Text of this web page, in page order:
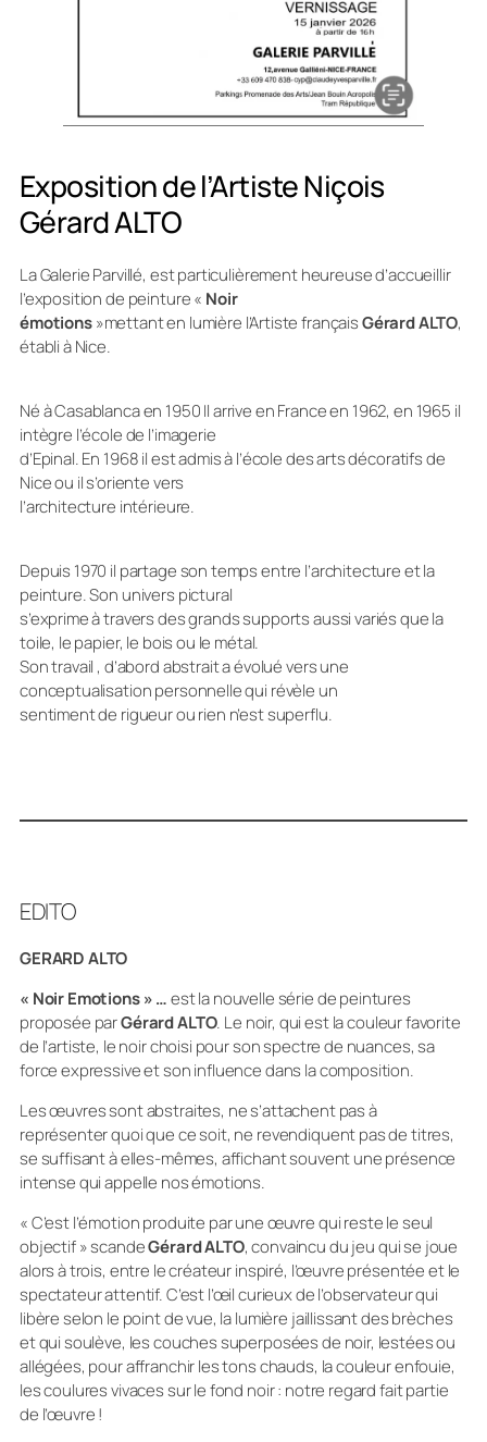
Exposition de l’Artiste Niçois
Gérard ALTO
La Galerie Parvillé, est particulièrement heureuse d’accueillir
l’exposition de peinture « Noir
émotions»mettant en lumière l’Artiste françaisGérard ALTO,
établi à Nice.
Né à Casablanca en 1950 Il arrive en France en 1962, en 1965 il
intègre l’école de l’imagerie
d’Epinal. En 1968 il est admis à l’école des arts décoratifs de
Nice ou il s’oriente vers
l’architecture intérieure.
Depuis 1970 il partage son temps entre l’architecture et la
peinture. Son univers pictural
s’exprime à travers des grands supports aussi variés que la
toile, le papier, le bois ou le métal.
Son travail , d’abord abstrait a évolué vers une
conceptualisation personnelle qui révèle un
sentiment de rigueur ou rien n’est superflu.
EDITO
GERARD ALTO
« Noir Emotions » …est la nouvelle série de peintures
proposée parGérard ALTO. Le noir, qui est la couleur favorite
de l’artiste, le noir choisi pour son spectre de nuances, sa
force expressive et son influence dans la composition.
Les œuvres sont abstraites, ne s’attachent pas à
représenter quoi que ce soit, ne revendiquent pas de titres,
se suffisant à elles-mêmes, affichant souvent une présence
intense qui appelle nos émotions.
« C’est l’émotion produite par une œuvre qui reste le seul
objectif »scandeGérard ALTO, convaincu du jeu qui se joue
alors à trois, entre le créateur inspiré, l’œuvre présentée et le
spectateur attentif. C’est l’œil curieux de l’observateur qui
libère selon le point de vue, la lumière jaillissant des brèches
et qui soulève, les couches superposées de noir, lestées ou
allégées, pour affranchir les tons chauds, la couleur enfouie,
les coulures vivaces sur le fond noir : notre regard fait partie
de l’œuvre !